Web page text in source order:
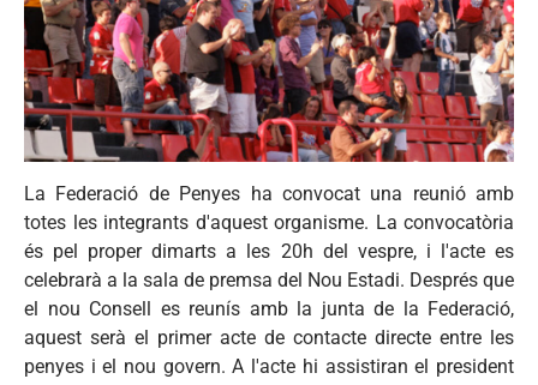
La Federació de Penyes ha convocat una reunió amb
totes les integrants d'aquest organisme. La convocatòria
és pel proper dimarts a les 20h del vespre, i l'acte es
celebrarà a la sala de premsa del Nou Estadi. Després que
el nou Consell es reunís amb la junta de la Federació,
aquest serà el primer acte de contacte directe entre les
penyes i el nou govern. A l'acte hi assistiran el president